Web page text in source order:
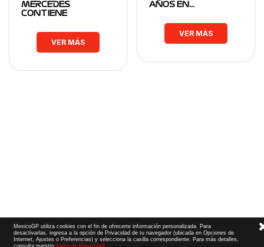
MERCEDES
CONTIENE
VER MÁS
AÑOS EN…
VER MÁS
MexicoGP utiliza cookies con el fin de ofrecerte información personalizada. Para
desactivarlas, ingresa a la opción de Privacidad de tu navegador (ubicada en Opciones de
Internet, Ajustes o Preferencias) y selecciona la casilla correspondiente. Para más detalles,
consulta nuestroAviso de Privacidad